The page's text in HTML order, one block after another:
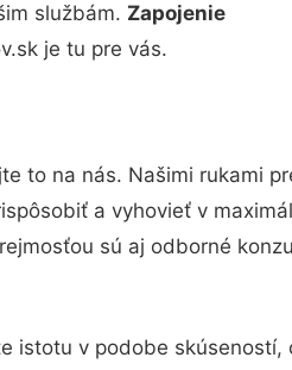
službám. Zapojenie
je tu pre vás.
to na nás. Našimi rukami
a vyhovieť v
sú aj odborné
istotu v podobe skúseností,